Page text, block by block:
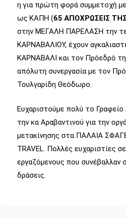
η για πρώτη φορά συμμετοχή
ως ΚΑΠΗ (65 ΑΠΟΧΡΩΣΕΙΣ
στην ΜΕΓΑΛΗ ΠΑΡΕΛΑΣΗ την
ΚΑΡΝΑΒΑΛΙΟΥ, έχουν
ΚΑΡΝΑΒΑΛΙ και τον Πρόεδρό
απόλυτη συνεργασία με τον
Τουλγαρίδη Θεόδωρο.
Ευχαριστούμε πολύ το Γραφείο
την κα Αραβαντινού για την
μετακίνησης στα ΠΑΛΑΙΑ
TRAVEL. Πολλές ευχαριστίες
εργαζόμενους που συνέβαλλαν
δράσεις.